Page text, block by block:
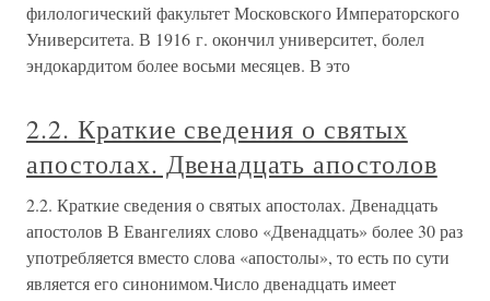
филологический факультет Московского Императорского
Университета. В 1916 г. окончил университет, болел
эндокардитом более восьми месяцев. В это
2.2. Краткие сведения о святых
апостолах. Двенадцать апостолов
2.2. Краткие сведения о святых апостолах. Двенадцать
апостолов В Евангелиях слово «Двенадцать» более 30 раз
употребляется вместо слова «апостолы», то есть по сути
является его синонимом.Число двенадцать имеет